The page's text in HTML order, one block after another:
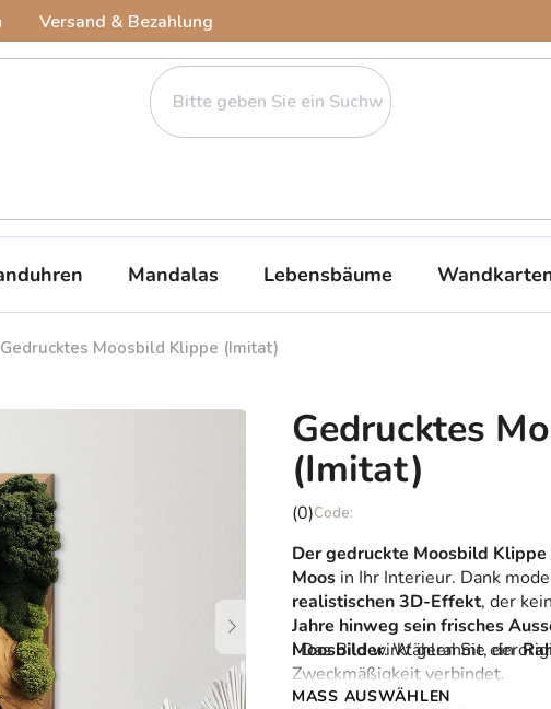
Versand & Bezahlung
Mandalas Lebensbäume
Gedrucktes Moosbild Klippe (Imitat)
Gedrucktes
(Imitat)
Die
Produktbewertung
ist
0,0
von
5
Sternen.
(0)
Der gedruckte Moosbild Klippe
Moos in Ihr Interieur. Dank
realistischen 3D-Effekt, der
Jahre hinweg sein frisches
Moosbilder. Wählen Sie ein
Zweckmäßigkeit verbindet.
ℹ️ Das Bild wirkt gerahmt, der
MASS AUSWÄHLEN